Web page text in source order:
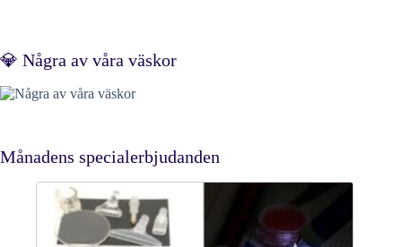
💎 Några av våra väskor
Månadens specialerbjudanden